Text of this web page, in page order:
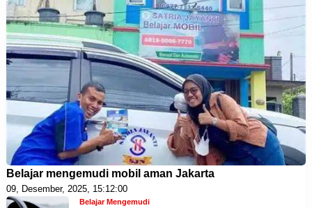
Belajar mengemudi mobil aman Jakarta
09, Desember, 2025, 15:12:00
Belajar Mengemudi